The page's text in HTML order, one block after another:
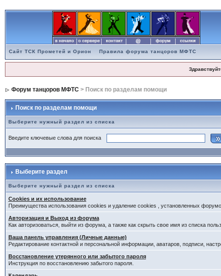
Сайт ТСК Прометей и Орион Правила форума танцоров МФТС
Форум танцоров МФТС> Поиск по разделам помощи
Поиск по разделам помощи
Выберите нужный раздел из списка
Введите ключевые слова для поиска
Выберите раздел
Выберите нужный раздел из списка
Cookies и их использование
Преимущества использования cookies и удаление cookies , установленных
Авторизация и Выход из форума
Как авторизоваться, выйти из форума, а также как скрыть свое имя из списка
Ваша панель управления (Личные данные)
Редактирование контактной и персональной информации, аватаров, подписи,
Восстановление утерянного или забытого пароля
Инструкция по восстановлению забытого пароля.